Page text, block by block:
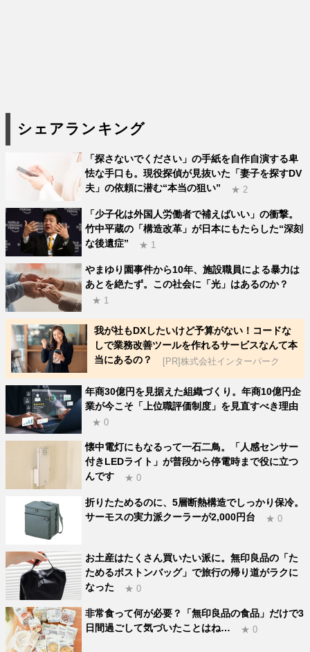
シェアランキング
「探さないでください」の手紙を自作自演する卑
怯な手口も。現役探偵が見抜いた「妻子を探すDV
夫」の依頼に潜む“本当の狙い”
★ 2
「少子化は外国人労働者で補えばいい」の衝撃。
竹中平蔵の「構造改革」が日本にもたらした“深刻
な後遺症”
★ 1
やまゆり園事件から10年、施設職員による暴力は
あとを絶たず。この社会に「光」はあるのか？
★ 1
我が社もDXしたいけど予算がない！コードな
しで業務改善ツールを作れるサービスなんて本
当にあるの？
[PR]株式会社インターパーク
年商30億円を見据えた組織づくり。年商10億円企
業が今こそ「上位職評価制度」を見直すべき理由
★ 0
懐中電灯にもなるって一石二鳥。「人感センサー
付きLEDライト」が普段から停電時まで役に立つ
んです
★ 0
折りたためるのに、5層断熱構造でしっかり保冷。
サーモスの実力派クーラーが2,000円台
★ 0
お土産はたくさん買いたい派に。無印良品の「た
ためるボストンバッグ」で旅行の帰り道がラクに
なった
★ 0
非常食って何が必要？「無印良品の食品」だけで3
日間過ごして気づいたことはね…
★ 0